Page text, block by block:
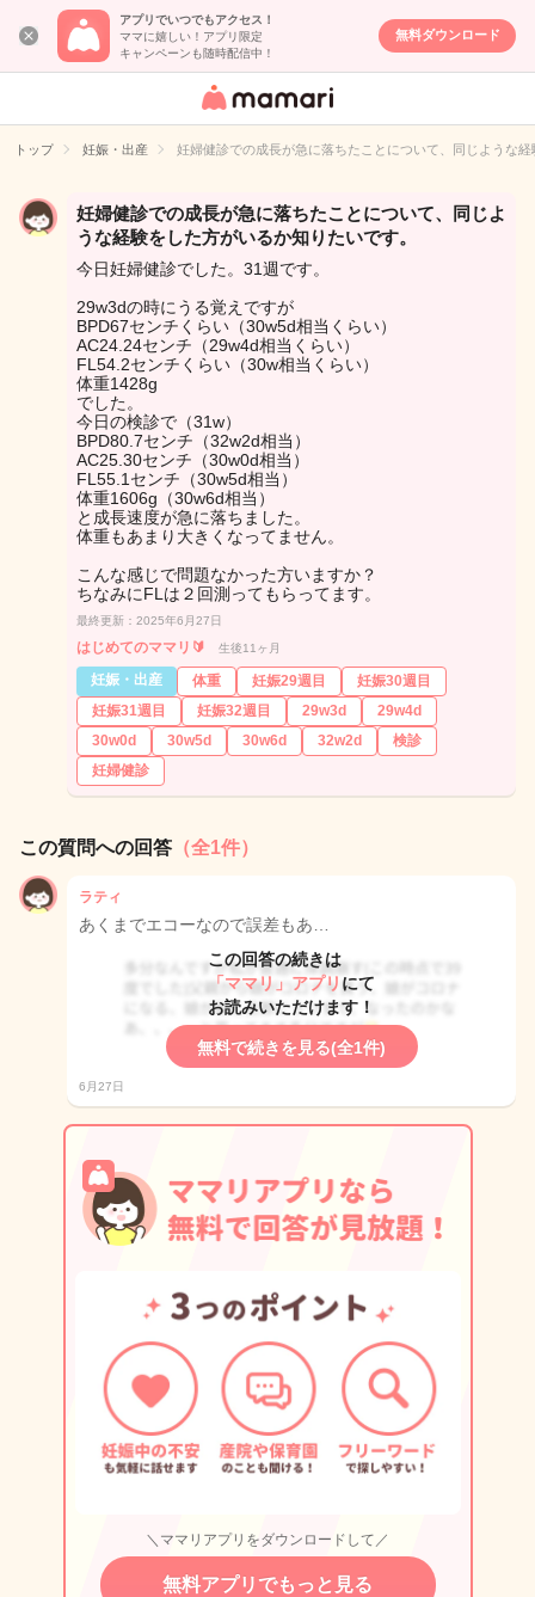
アプリでいつでもアクセス！
ママに嬉しい！アプリ限定
キャンペーンも随時配信中！
無料ダウンロード
女性専用匿名QA
イト
トップ 妊娠・出産 妊婦健診での成長が急に落ちたことについて、同じような
妊婦健診での成長が急に落ちたことについて、同じよ
うな経験をした方がいるか知りたいです。
今日妊婦健診でした。31週です。
29w3dの時にうる覚えですが
BPD67センチくらい（30w5d相当くらい）
AC24.24センチ（29w4d相当くらい）
FL54.2センチくらい（30w相当くらい）
体重1428g
でした。
今日の検診で（31w）
BPD80.7センチ（32w2d相当）
AC25.30センチ（30w0d相当）
FL55.1センチ（30w5d相当）
体重1606g（30w6d相当）
と成長速度が急に落ちました。
体重もあまり大きくなってません。
こんな感じで問題なかった方いますか？
ちなみにFLは２回測ってもらってます。
最終更新：2025年6月27日
はじめてのママリ🔰 生後11ヶ月
妊娠・出産 体重 妊娠29週目
妊娠30週目
妊娠31週目
妊娠32週目 29w3d
29w4d
30w0d
30w5d 30w6d 32w2d
検診
妊婦健診
この質問への回答 （全1件）
ラティ
あくまでエコーなので誤差もあ…
この回答の続きは
「ママリ」アプリ にて
お読みいただけます！
無料で続きを見る(全1件)
6月27日
＼ママリアプリをダウンロードして／
無料アプリでもっと見る